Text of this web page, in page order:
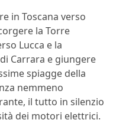
in Toscana verso
la Torre
Lucca e la
Carrara e giungere
spiagge della
nemmeno
il tutto in silenzio
dei motori elettrici.